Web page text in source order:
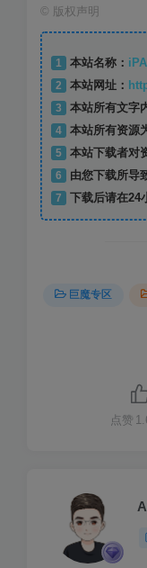
© 版权声明
1 本站名称：
2
本站网址：
3
本站所有文字
4
本站所有资源
5
本站下载者对
6
由您下载所导
7
下载后请在24
巨魔专区
点赞